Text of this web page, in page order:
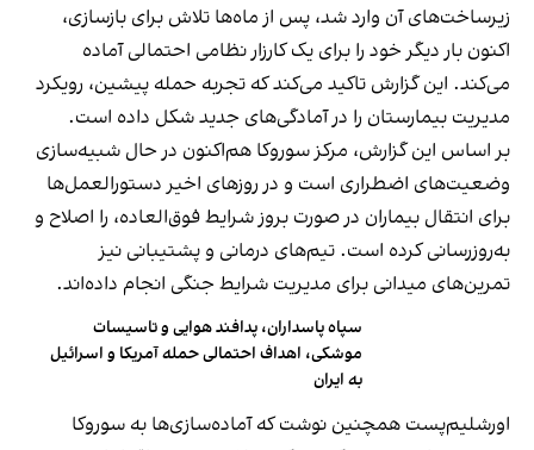
زیرساخت‌های آن وارد شد، پس از ماه‌ها تلاش برای بازسازی،
اکنون بار دیگر خود را برای یک کارزار نظامی احتمالی آماده
می‌کند. این گزارش تاکید می‌کند که تجربه حمله پیشین، رویکرد
مدیریت بیمارستان را در آمادگی‌های جدید شکل داده است.
بر اساس این گزارش، مرکز سوروکا هم‌اکنون در حال شبیه‌سازی
وضعیت‌های اضطراری است و در روزهای اخیر دستورالعمل‌ها
برای انتقال بیماران در صورت بروز شرایط فوق‌العاده، را اصلاح و
به‌روزرسانی کرده است. تیم‌های درمانی و پشتیبانی نیز
تمرین‌های میدانی برای مدیریت شرایط جنگی انجام داده‌اند.
سپاه پاسداران، پدافند هوایی و تاسیسات
موشکی، اهداف احتمالی حمله آمریکا و اسرائیل
به ایران
اورشلیم‌پست همچنین نوشت که آماده‌سازی‌ها به سوروکا